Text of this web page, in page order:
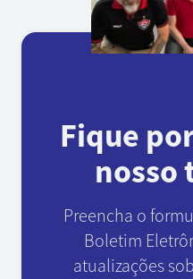
Fique
nosso
Preencha o
Boletim
atualizações